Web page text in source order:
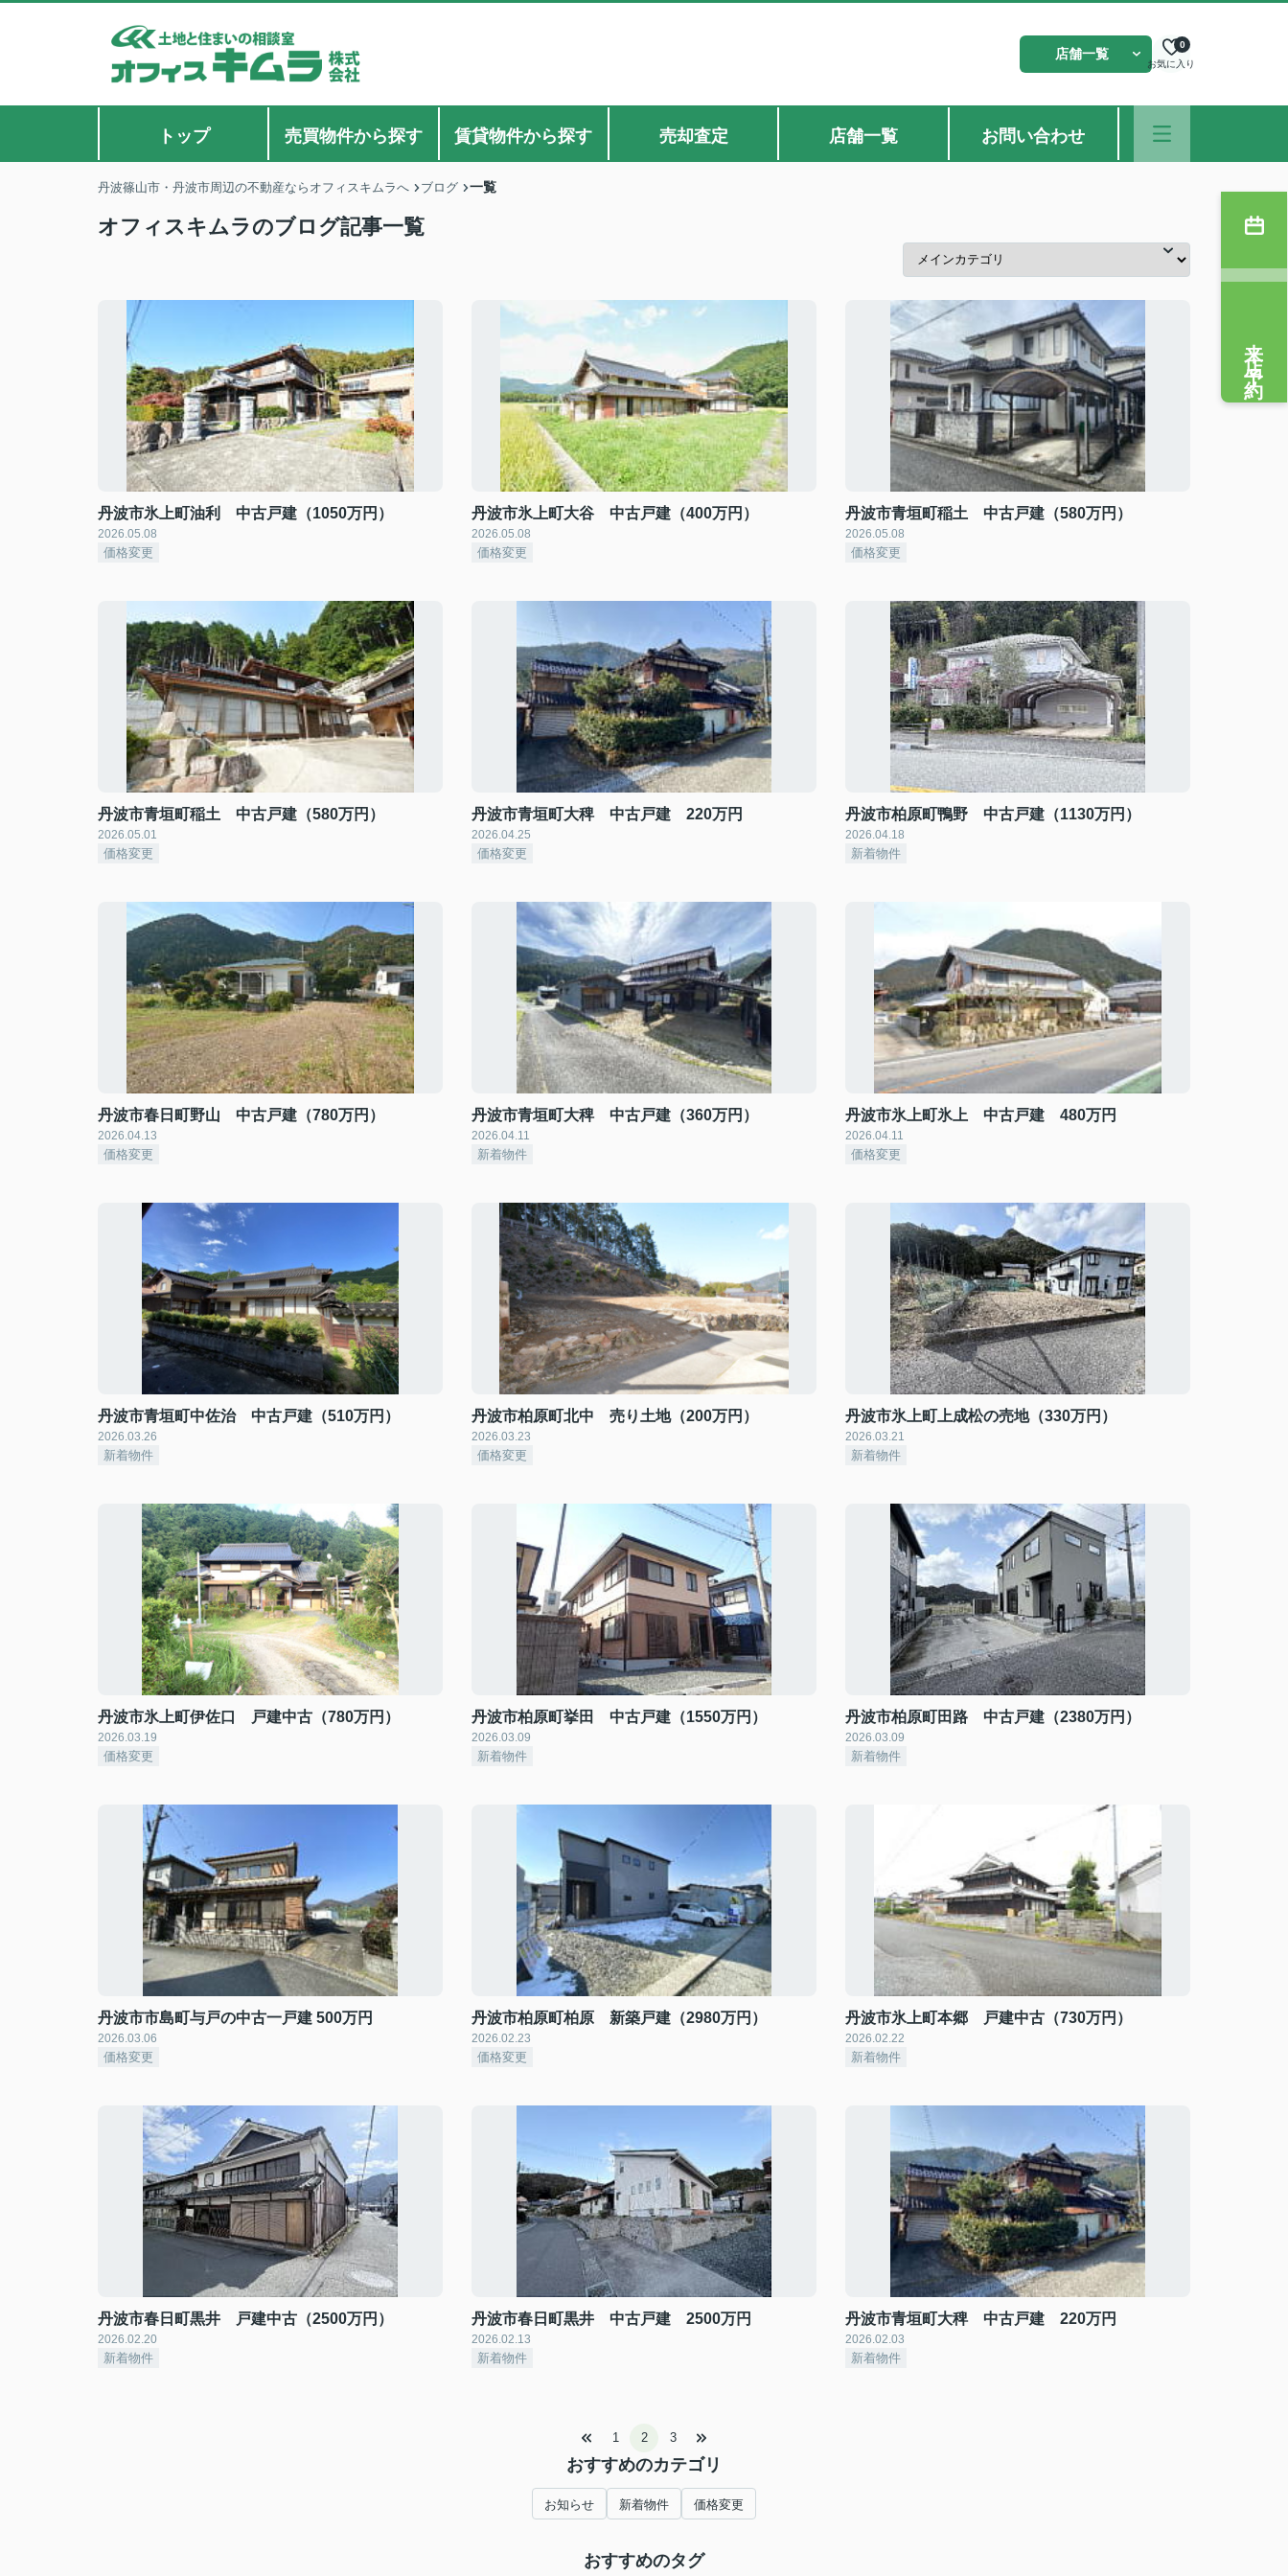
店舗一覧
お気に入り
0
トップ 売買物件から探す 賃貸物件から探す 売却査定 店舗一覧 お問い合わせ
丹波篠山市・丹波市周辺の不動産ならオフィスキムラへ ブログ 一覧
オフィスキムラのブログ記事一覧
丹波市氷上町油利 中古戸建（1050万円）
2026.05.08
価格変更
丹波市氷上町大谷 中古戸建（400万円）
2026.05.08
価格変更
丹波市青垣町稲土 中古戸建（580万円）
2026.05.08
価格変更
丹波市青垣町稲土 中古戸建（580万円）
2026.05.01
価格変更
丹波市青垣町大稗 中古戸建 220万円
2026.04.25
価格変更
丹波市柏原町鴨野 中古戸建（1130万円）
2026.04.18
新着物件
丹波市春日町野山 中古戸建（780万円）
2026.04.13
価格変更
丹波市青垣町大稗 中古戸建（360万円）
2026.04.11
新着物件
丹波市氷上町氷上 中古戸建 480万円
2026.04.11
価格変更
丹波市青垣町中佐治 中古戸建（510万円）
2026.03.26
新着物件
丹波市柏原町北中 売り土地（200万円）
2026.03.23
価格変更
丹波市氷上町上成松の売地（330万円）
2026.03.21
新着物件
丹波市氷上町伊佐口 戸建中古（780万円）
2026.03.19
価格変更
丹波市柏原町挙田 中古戸建（1550万円）
2026.03.09
新着物件
丹波市柏原町田路 中古戸建（2380万円）
2026.03.09
新着物件
丹波市市島町与戸の中古一戸建 500万円
2026.03.06
価格変更
丹波市柏原町柏原 新築戸建（2980万円）
2026.02.23
価格変更
丹波市氷上町本郷 戸建中古（730万円）
2026.02.22
新着物件
丹波市春日町黒井 戸建中古（2500万円）
2026.02.20
新着物件
丹波市春日町黒井 中古戸建 2500万円
2026.02.13
新着物件
丹波市青垣町大稗 中古戸建 220万円
2026.02.03
新着物件
1 2 3
おすすめのカテゴリ
お知らせ 新着物件 価格変更
おすすめのタグ
来店予約